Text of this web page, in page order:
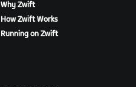
Why Zwift
How Zwift Works
Running on Zwift